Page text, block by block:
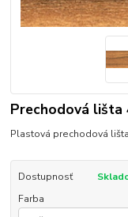
Prechodová lišta
Plastová prechodová lišta
Dostupnosť
Farba